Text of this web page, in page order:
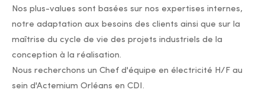
Nos plus-values sont basées sur nos expertises internes,
notre adaptation aux besoins des clients ainsi que sur la
maîtrise du cycle de vie des projets industriels de la
conception à la réalisation.
Nous recherchons un Chef d'équipe en électricité H/F au
sein d'Actemium Orléans en CDI.